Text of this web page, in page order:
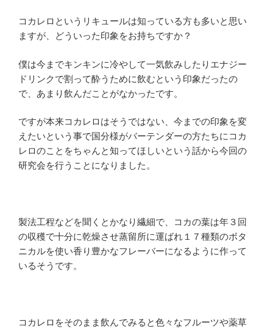
コカレロというリキュールは知っている方も多いと思い
ますが、どういった印象をお持ちですか？
僕は今までキンキンに冷やして一気飲みしたりエナジー
ドリンクで割って酔うために飲むという印象だったの
で、あまり飲んだことがなかったです。
ですが本来コカレロはそうではない、今までの印象を変
えたいという事で国分様がバーテンダーの方たちにコカ
レロのことをちゃんと知ってほしいという話から今回の
研究会を行うことになりました。
製法工程などを聞くとかなり繊細で、コカの葉は年３回
の収穫で十分に乾燥させ蒸留所に運ばれ１７種類のボタ
ニカルを使い香り豊かなフレーバーになるように作って
いるそうです。
コカレロをそのまま飲んでみると色々なフルーツや薬草